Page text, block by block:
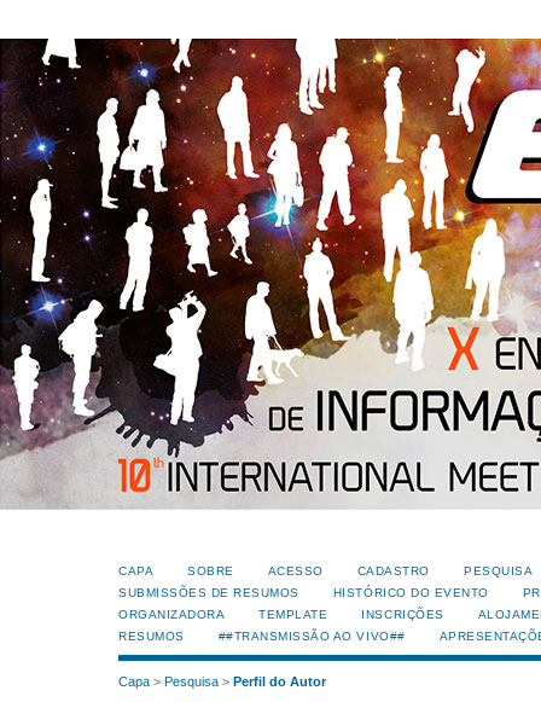
CAPA SOBRE ACESSO CADASTRO
PESQUISA
SUBMISSÕES DE RESUMOS
HISTÓRICO DO EVENTO
ORGANIZADORA
TEMPLATE INSCRIÇÕES
RESUMOS
##TRANSMISSÃO AO VIVO##
Capa > Pesquisa > Perfil do Autor